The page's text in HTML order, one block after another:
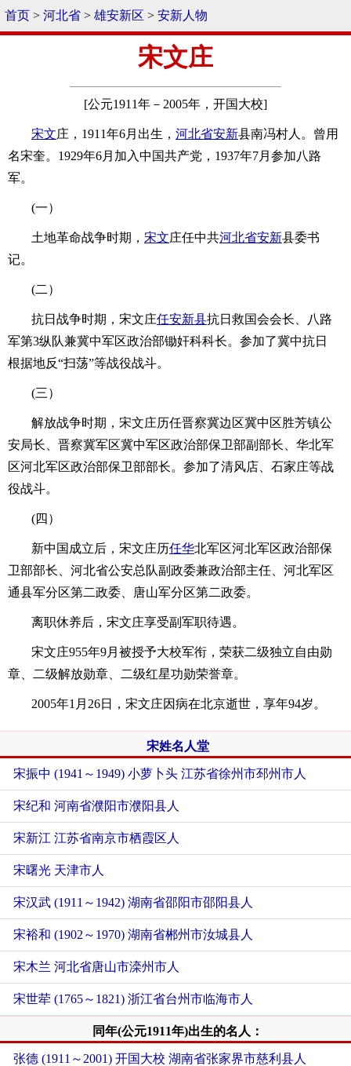
首页 > 河北省 > 雄安新区 > 安新人物
宋文庄
[公元1911年－2005年，开国大校]
宋文庄，1911年6月出生， 河北省安新县南冯村人。曾用
名宋奎。1929年6月加入中国共产党，1937年7月参加八路
军。
(一）
土地革命战争时期， 宋文庄任中共河北省安新县委书
记。
(二）
抗日战争时期，宋文庄任安新县抗日救国会会长、八路
军第3纵队兼冀中军区政治部锄奸科科长。参加了冀中抗日
根据地反“扫荡”等战役战斗。
(三）
解放战争时期，宋文庄历任晋察冀边区冀中区胜芳镇公
安局长、晋察冀军区冀中军区政治部保卫部副部长、华北军
区河北军区政治部保卫部部长。参加了清风店、石家庄等战
役战斗。
(四）
新中国成立后，宋文庄历任华北军区河北军区政治部保
卫部部长、河北省公安总队副政委兼政治部主任、河北军区
通县军分区第二政委、唐山军分区第二政委。
离职休养后，宋文庄享受副军职待遇。
宋文庄955年9月被授予大校军衔，荣获二级独立自由勋
章、二级解放勋章、二级红星功勋荣誉章。
2005年1月26日，宋文庄因病在北京逝世，享年94岁。
宋姓名人堂
宋振中 (1941～1949) 小萝卜头 江苏省徐州市邳州市人
宋纪和 河南省濮阳市濮阳县人
宋新江 江苏省南京市栖霞区人
宋曙光 天津市人
宋汉武 (1911～1942) 湖南省邵阳市邵阳县人
宋裕和 (1902～1970) 湖南省郴州市汝城县人
宋木兰 河北省唐山市滦州市人
宋世荦 (1765～1821) 浙江省台州市临海市人
同年(公元1911年)出生的名人：
张德 (1911～2001) 开国大校 湖南省张家界市慈利县人